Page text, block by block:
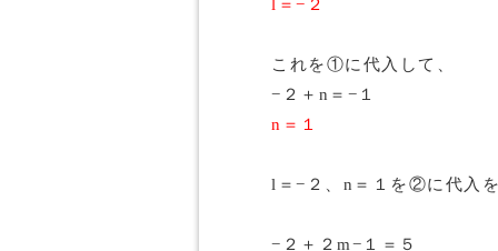
l＝−２
これを①に代入して、
−２＋n＝−１
n＝１
l＝−２、n＝１を②に代入
−２＋２m−１＝５